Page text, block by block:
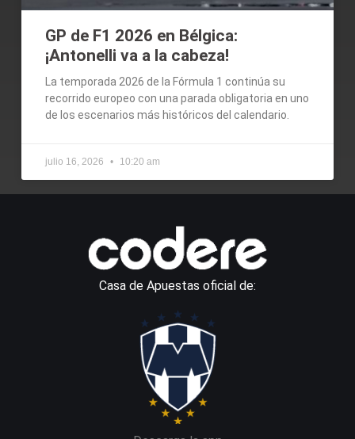
GP de F1 2026 en Bélgica:
¡Antonelli va a la cabeza!
La temporada 2026 de la Fórmula 1 continúa su
recorrido europeo con una parada obligatoria en uno
de los escenarios más históricos del calendario.
julio 16, 2026 10:20 am
Casa de Apuestas oficial de: